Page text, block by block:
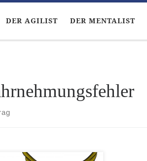
DER AGILIST DER MENTALIST